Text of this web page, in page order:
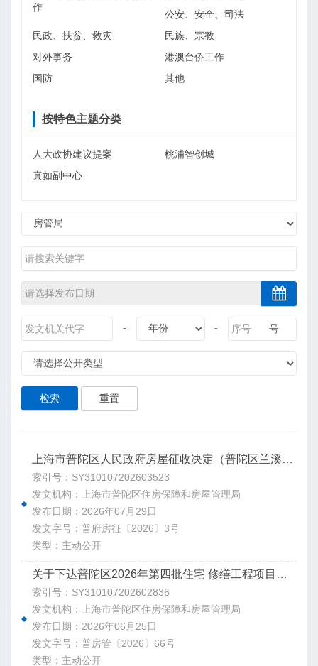
作
公安、安全、司法
民政、扶贫、救灾
民族、宗教
对外事务
港澳台侨工作
国防
其他
按特色主题分类
人大政协建议提案
桃浦智创城
真如副中心
- - 号
检索 重置
上海市普陀区人民政府房屋征收决定（普陀区兰溪路—真南路下立交工程第三段建设地块 ）
索引号：SY310107202603523
发文机构：上海市普陀区住房保障和房屋管理局
发布日期：2026年07月29日
发文字号：普府房征〔2026〕3号
类型：主动公开
关于下达普陀区2026年第四批住宅 修缮工程项目计划的通知
索引号：SY310107202602836
发文机构：上海市普陀区住房保障和房屋管理局
发布日期：2026年06月25日
发文字号：普房管〔2026〕66号
类型：主动公开